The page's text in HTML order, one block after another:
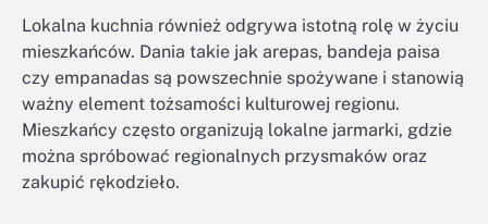
Lokalna kuchnia również odgrywa istotną rolę w życiu
mieszkańców. Dania takie jak arepas, bandeja paisa
czy empanadas są powszechnie spożywane i stanowią
ważny element tożsamości kulturowej regionu.
Mieszkańcy często organizują lokalne jarmarki, gdzie
można spróbować regionalnych przysmaków oraz
zakupić rękodzieło.